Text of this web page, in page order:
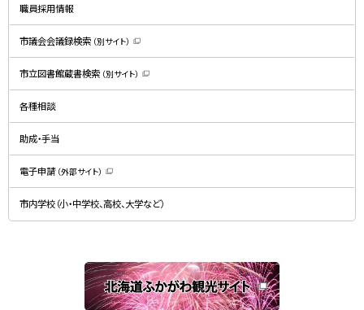
す
）
職員採用情報
市議会会議録検索 （別サイト）
新
規
ウ
ン
で
す
市立図書館蔵書検索 （別サイト）
新
ン
で
す
）
各種相談
助成・手当
電子申請 （外部サイト）
新
規
ウ
ン
開
き
ま
す
）
市内学校（小・中学校、高校、大学など）